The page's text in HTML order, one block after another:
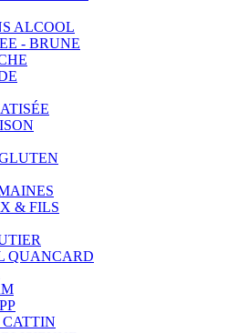
ALCOOL
- BRUNE
& FILS
QUANCARD
CATTIN